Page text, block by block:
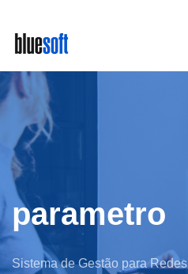
main
content
parametro
Sistema de Gestão para